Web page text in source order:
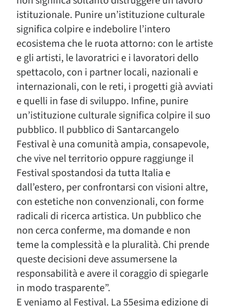
istituzionale. Punire un’istituzione culturale
significa colpire e indebolire l’intero
ecosistema che le ruota attorno: con le artiste
e gli artisti, le lavoratrici e i lavoratori dello
spettacolo, con i partner locali, nazionali e
internazionali, con le reti, i progetti già avviati
e quelli in fase di sviluppo. Infine, punire
un’istituzione culturale significa colpire il suo
pubblico. Il pubblico di Santarcangelo
Festival è una comunità ampia, consapevole,
che vive nel territorio oppure raggiunge il
Festival spostandosi da tutta Italia e
dall’estero, per confrontarsi con visioni altre,
con estetiche non convenzionali, con forme
radicali di ricerca artistica. Un pubblico che
non cerca conferme, ma domande e non
teme la complessità e la pluralità. Chi prende
queste decisioni deve assumersene la
responsabilità e avere il coraggio di spiegarle
in modo trasparente”.
E veniamo al Festival. La 55esima edizione di